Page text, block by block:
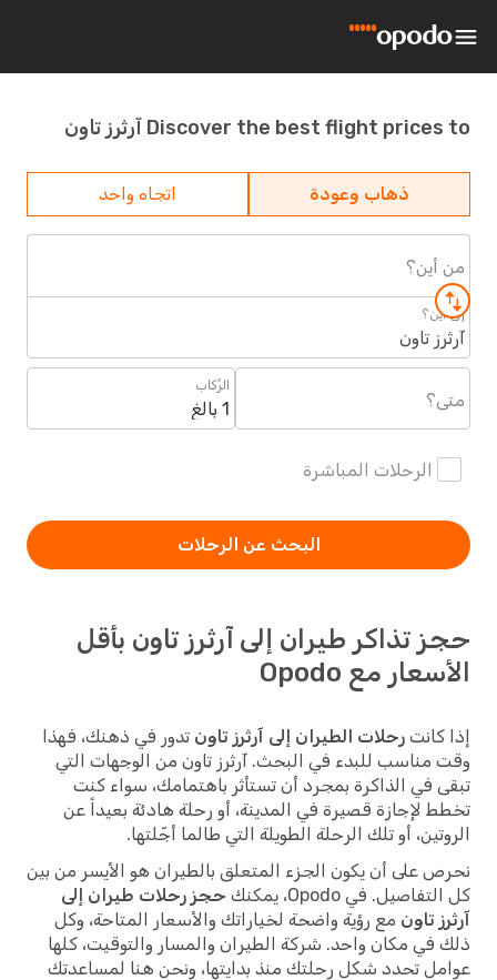
Discover the best flight prices to آرثرز تاون
ذهاب وعودة اتجاه واحد
من أين؟
إلى أين؟
آرثرز تاون
متى؟
الرُكاب
1 بالغ
الرحلات المباشرة
البحث عن الرحلات
حجز تذاكر طيران إلى آرثرز تاون بأقل
الأسعار مع Opodo
إذا كانت رحلات الطيران إلى آرثرز تاون تدور في ذهنك، فهذا
وقت مناسب للبدء في البحث. آرثرز تاون من الوجهات التي
تبقى في الذاكرة بمجرد أن تستأثر باهتمامك، سواء كنت
تخطط لإجازة قصيرة في المدينة، أو رحلة هادئة بعيداً عن
الروتين، أو تلك الرحلة الطويلة التي طالما أجّلتها.
نحرص على أن يكون الجزء المتعلق بالطيران هو الأيسر من بين
كل التفاصيل. في Opodo، يمكنك
حجز رحلات طيران إلى
آرثرز تاون مع رؤية واضحة لخياراتك والأسعار المتاحة، وكل
ذلك في مكان واحد. شركة الطيران والمسار والتوقيت، كلها
عوامل تحدد شكل رحلتك منذ بدايتها، ونحن هنا لمساعدتك